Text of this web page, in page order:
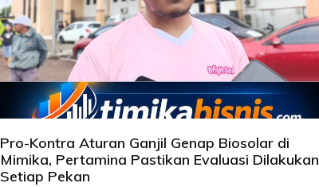
Pro-Kontra Aturan Ganjil Genap Biosolar di
Mimika, Pertamina Pastikan Evaluasi Dilakukan
Setiap Pekan